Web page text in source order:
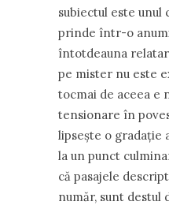
subiectul este unul
prinde într-o
întotdeauna
pe mister nu este
tocmai de aceea e
tensionare în
lipseşte o gradaţie
la un punct
că pasajele
număr, sunt destul